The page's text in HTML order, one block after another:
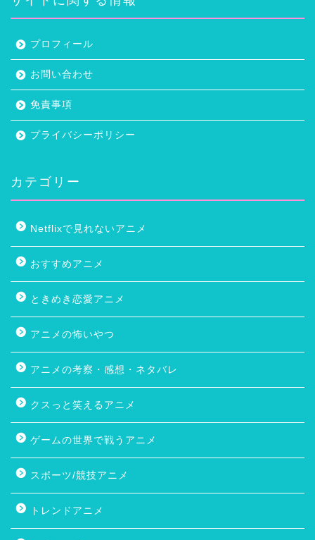
プロフィール
お問い合わせ
免責事項
プライバシーポリシー
カテゴリー
Netflixで見れないアニメ
おすすめアニメ
ときめき恋愛アニメ
アニメの怖いやつ
アニメの考察・感想・ネタバレ
クスっと笑えるアニメ
ゲームの世界で戦うアニメ
スポーツ/競技アニメ
トレンドアニメ